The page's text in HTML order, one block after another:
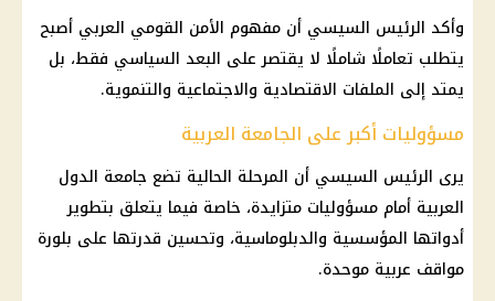
وأكد الرئيس السيسي أن مفهوم الأمن القومي العربي أصبح
يتطلب تعاملًا شاملًا لا يقتصر على البعد السياسي فقط، بل
يمتد إلى الملفات الاقتصادية والاجتماعية والتنموية.
مسؤوليات أكبر على الجامعة العربية
يرى الرئيس السيسي أن المرحلة الحالية تضع جامعة الدول
العربية أمام مسؤوليات متزايدة، خاصة فيما يتعلق بتطوير
أدواتها المؤسسية والدبلوماسية، وتحسين قدرتها على بلورة
مواقف عربية موحدة.